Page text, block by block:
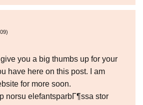
)
you a big thumbs up for your
have here on this post. I am
for more soon.
norsu elefantsparbГ¶ssa stor